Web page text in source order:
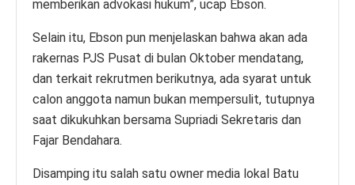
memberikan advokasi hukum”, ucap Ebson.
Selain itu, Ebson pun menjelaskan bahwa akan ada
rakernas PJS Pusat di bulan Oktober mendatang,
dan terkait rekrutmen berikutnya, ada syarat untuk
calon anggota namun bukan mempersulit, tutupnya
saat dikukuhkan bersama Supriadi Sekretaris dan
Fajar Bendahara.
Disamping itu salah satu owner media lokal Batu